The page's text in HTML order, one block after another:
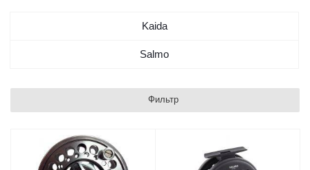
Kaida
Salmo
Фильтр